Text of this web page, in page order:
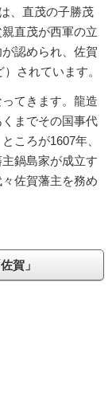
、直茂の子勝茂
直茂が西軍の立
認められ、佐賀
されています。
てきます。龍造
までその国事代
ころが1607年、
鍋島家が成立す
佐賀藩主を務め
賀」